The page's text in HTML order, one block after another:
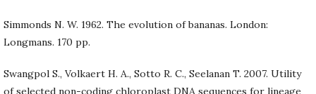
Simmonds N. W. 1962. The evolution of bananas. London:
Longmans. 170 pp.
Swangpol S., Volkaert H. A., Sotto R. C., Seelanan T. 2007. Utility
of selected non-coding chloroplast DNA sequences for lineage